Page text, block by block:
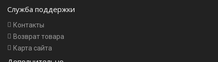
Служба поддержки
Контакты
Возврат товара
Карта сайта